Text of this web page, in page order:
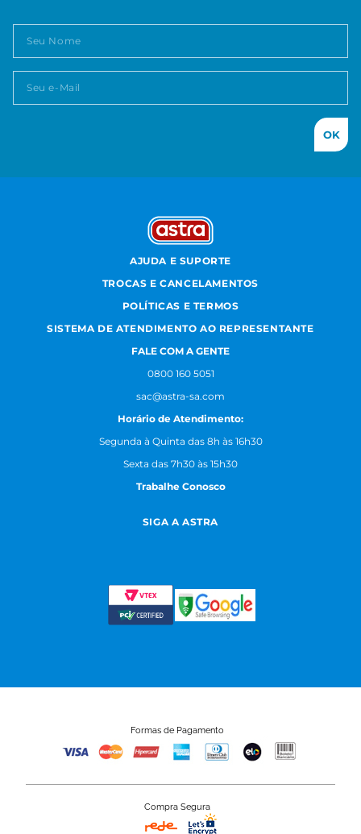
OK
AJUDA E SUPORTE
TROCAS E CANCELAMENTOS
POLÍTICAS E TERMOS
SISTEMA DE ATENDIMENTO AO REPRESENTANTE
FALE COM A GENTE
0800 160 5051
sac@astra-sa.com
Horário de Atendimento:
Segunda à Quinta das 8h às 16h30
Sexta das 7h30 às 15h30
Trabalhe Conosco
SIGA A ASTRA
Formas de Pagamento
Compra Segura